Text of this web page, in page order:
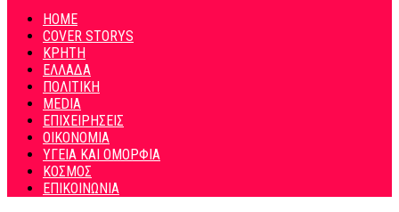
HOME
COVER STORYS
ΚΡΗΤΗ
ΕΛΛΑΔΑ
ΠΟΛΙΤΙΚΗ
MEDIA
ΕΠΙΧΕΙΡΗΣΕΙΣ
ΟΙΚΟΝΟΜΙΑ
ΥΓΕΙΑ ΚΑΙ ΟΜΟΡΦΙΑ
ΚΟΣΜΟΣ
ΕΠΙΚΟΙΝΩΝΙΑ